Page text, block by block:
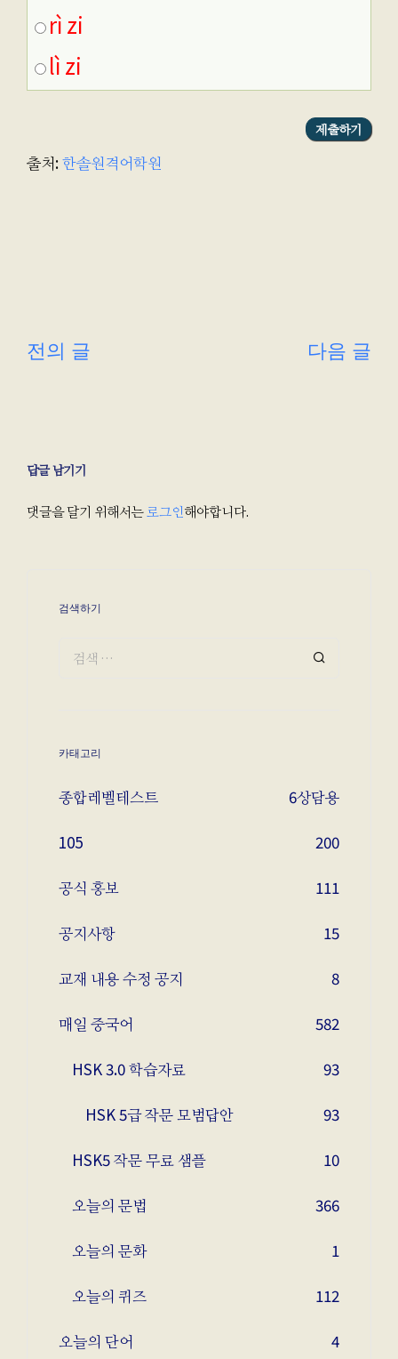
rì zi
lì zi
출처:한솔원격어학원
전의 글 다음 글
답글 남기기
댓글을 달기 위해서는 로그인해야합니다.
검색하기
카태고리
상담용
종합레벨테스트 6
105 200
공식 홍보 111
공지사항 15
교재 내용 수정 공지 8
매일 중국어 582
HSK 3.0 학습자료 93
HSK 5급 작문 모범답안 93
HSK5 작문 무료 샘플 10
오늘의 문법 366
오늘의 문화 1
오늘의 퀴즈 112
오늘의 단어 4